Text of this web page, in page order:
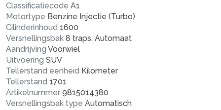
Classificatiecode A1
Motortype Benzine Injectie (Turbo)
Cilinderinhoud 1600
Versnellingsbak 8 traps, Automaat
Aandrijving Voorwiel
Uitvoering SUV
Tellerstand eenheid Kilometer
Tellerstand 1701
Artikelnummer 9815014380
Versnellingsbak type Automatisch